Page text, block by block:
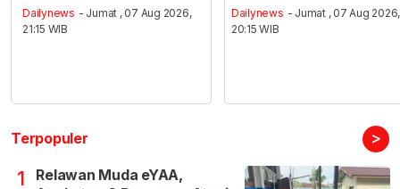
Dailynews - Jumat , 07 Aug 2026,
21:15 WIB
Dailynews - Jumat , 07 Aug 2026,
20:15 WIB
Terpopuler >
1
Relawan Muda eYAA,